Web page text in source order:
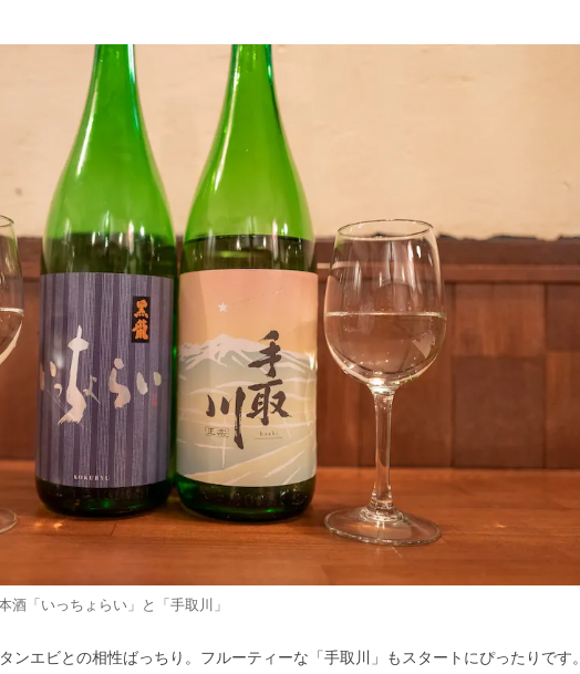
酒「いっちょらい」と「手取川」
ンエビとの相性ばっちり。フルーティーな「手取川」もスタートにぴったりです。